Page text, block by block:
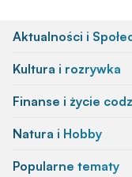
Aktualności i
Kultura i rozrywka
Finanse i życie
Natura i Hobby
Popularne tematy